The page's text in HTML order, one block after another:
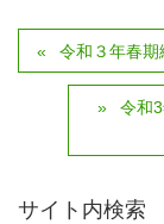
令和３年春期
令和
サイト内検索